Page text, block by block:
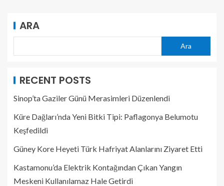
ARA
Ara
RECENT POSTS
Sinop’ta Gaziler Günü Merasimleri Düzenlendi
Küre Dağları’nda Yeni Bitki Tipi: Paflagonya Belumotu
Keşfedildi
Güney Kore Heyeti Türk Hafriyat Alanlarını Ziyaret Etti
Kastamonu’da Elektrik Kontağından Çıkan Yangın
Meskeni Kullanılamaz Hale Getirdi